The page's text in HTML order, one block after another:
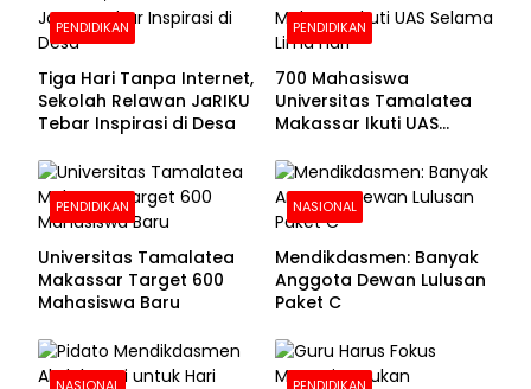
PENDIDIKAN
Tiga Hari Tanpa Internet,
Sekolah Relawan JaRIKU
Tebar Inspirasi di Desa
PENDIDIKAN
700 Mahasiswa
Universitas Tamalatea
Makassar Ikuti UAS
PENDIDIKAN
Universitas Tamalatea
Makassar Target 600
Mahasiswa Baru
NASIONAL
Mendikdasmen: Banyak
Anggota Dewan Lulusan
Paket C
NASIONAL PENDIDIKAN